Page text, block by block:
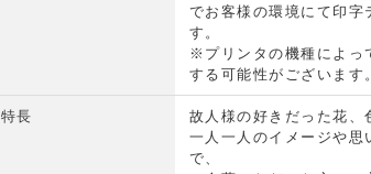
でお客様の環境にて印字
す。
※プリンタの機種によっ
する可能性がございます
特長
故人様の好きだった花、
一人一人のイメージや思
で、